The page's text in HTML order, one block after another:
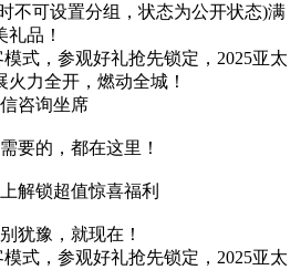
不可设置分组，状态为公开状态)满
品！
咨询坐席
的，都在这里！
锁超值惊喜福利
豫，就现在！